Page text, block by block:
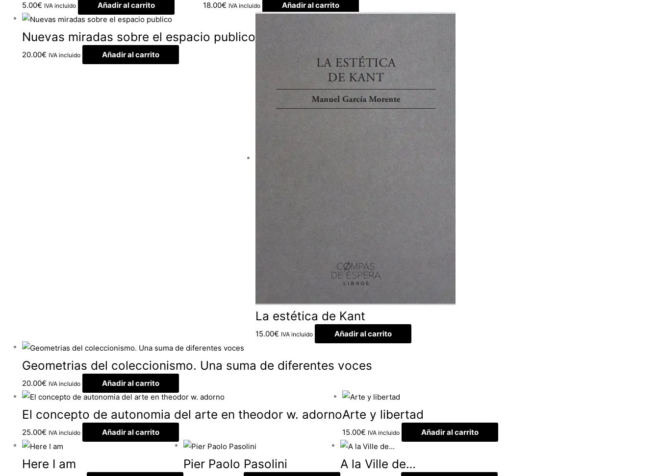
5.00€ IVA incluido Añadir al carrito 18.00€ IVA incluido Añadir al carrito
Nuevas miradas sobre el espacio publico
20.00€ IVA incluido Añadir al carrito
La estética de Kant
15.00€ IVA incluido Añadir al carrito
Geometrias del coleccionismo. Una suma de diferentes voces
20.00€ IVA incluido Añadir al carrito
El concepto de autonomia del arte en theodor w. adorno
25.00€ IVA incluido Añadir al carrito
Arte y libertad
15.00€ IVA incluido Añadir al carrito
Here I am Pier Paolo Pasolini A la Ville de…